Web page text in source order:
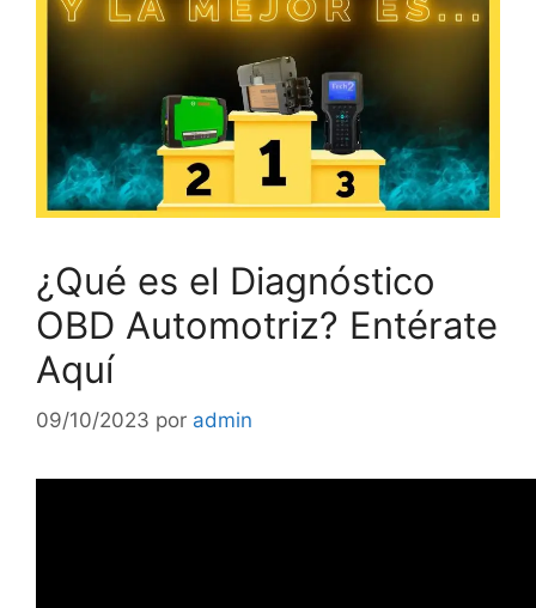
¿Qué es el Diagnóstico
OBD Automotriz? Entérate
Aquí
09/10/2023 por admin